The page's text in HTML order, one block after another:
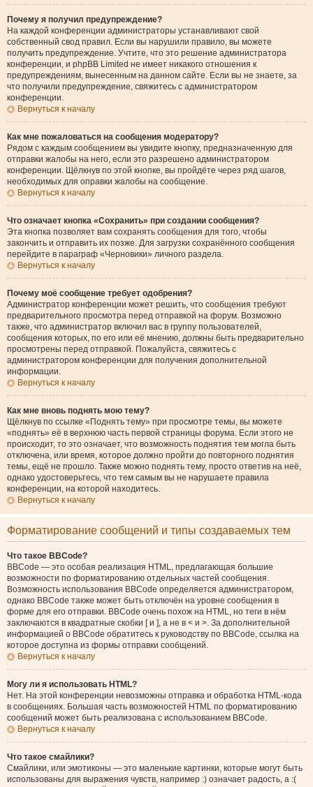
Почему я получил предупреждение?
На каждой конференции администраторы устанавливают свой
собственный свод правил. Если вы нарушили правило, вы можете
получить предупреждение. Учтите, что это решение администратора
конференции, и phpBB Limited не имеет никакого отношения к
предупреждениям, вынесенным на данном сайте. Если вы не знаете, за
что получили предупреждение, свяжитесь с администратором
конференции.
Вернуться к началу
Как мне пожаловаться на сообщения модератору?
Рядом с каждым сообщением вы увидите кнопку, предназначенную для
отправки жалобы на него, если это разрешено администратором
конференции. Щёлкнув по этой кнопке, вы пройдёте через ряд шагов,
необходимых для оправки жалобы на сообщение.
Вернуться к началу
Что означает кнопка «Сохранить» при создании сообщения?
Эта кнопка позволяет вам сохранять сообщения для того, чтобы
закончить и отправить их позже. Для загрузки сохранённого сообщения
перейдите в параграф «Черновики» личного раздела.
Вернуться к началу
Почему моё сообщение требует одобрения?
Администратор конференции может решить, что сообщения требуют
предварительного просмотра перед отправкой на форум. Возможно
также, что администратор включил вас в группу пользователей,
сообщения которых, по его или её мнению, должны быть предварительно
просмотрены перед отправкой. Пожалуйста, свяжитесь с
администратором конференции для получения дополнительной
информации.
Вернуться к началу
Как мне вновь поднять мою тему?
Щёлкнув по ссылке «Поднять тему» при просмотре темы, вы можете
«поднять» её в верхнюю часть первой страницы форума. Если этого не
происходит, то это означает, что возможность поднятия тем могла быть
отключена, или время, которое должно пройти до повторного поднятия
темы, ещё не прошло. Также можно поднять тему, просто ответив на неё,
однако удостоверьтесь, что тем самым вы не нарушаете правила
конференции, на которой находитесь.
Вернуться к началу
Форматирование сообщений и типы создаваемых тем
Что такое BBCode?
BBCode — это особая реализация HTML, предлагающая большие
возможности по форматированию отдельных частей сообщения.
Возможность использования BBCode определяется администратором,
однако BBCode также может быть отключён на уровне сообщения в
форме для его отправки. BBCode очень похож на HTML, но теги в нём
заключаются в квадратные скобки [ и ], а не в < и >. За дополнительной
информацией о BBCode обратитесь к руководству по BBCode, ссылка на
которое доступна из формы отправки сообщений.
Вернуться к началу
Могу ли я использовать HTML?
Нет. На этой конференции невозможны отправка и обработка HTML-кода
в сообщениях. Большая часть возможностей HTML по форматированию
сообщений может быть реализована с использованием BBCode.
Вернуться к началу
Что такое смайлики?
Смайлики, или эмотиконы — это маленькие картинки, которые могут быть
использованы для выражения чувств, например :) означает радость, а :(